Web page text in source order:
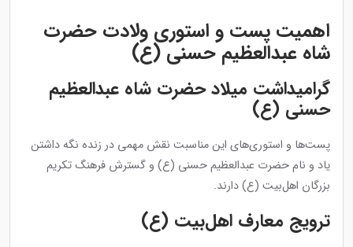
اهمیت پست و استوری ولادت حضرت
شاه عبدالعظیم حسنی (ع)
گرامیداشت میلاد حضرت شاه عبدالعظیم
حسنی (ع)
پست‌ها و استوری‌های این مناسبت نقش مهمی در زنده نگه داشتن
یاد و نام حضرت عبدالعظیم حسنی (ع) و گسترش فرهنگ تکریم
بزرگان اهل‌بیت (ع) دارند.
ترویج معارف اهل‌بیت (ع)